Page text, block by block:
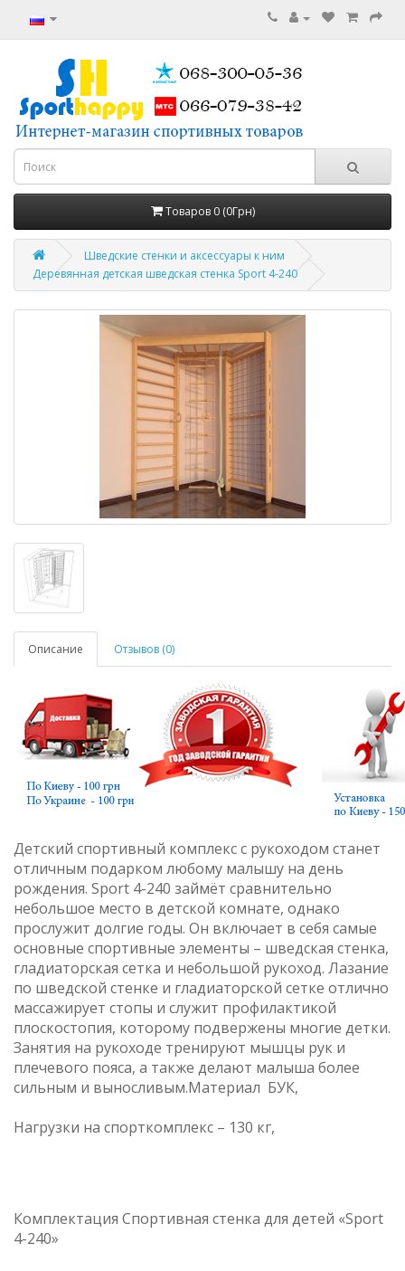
Товаров 0 (0Грн)
Шведские стенки и аксессуары к ним
Деревянная детская шведская стенка Sport 4-240
Описание Отзывов (0)
Детский спортивный комплекс с рукоходом станет
отличным подарком любому малышу на день
рождения. Sport 4-240 займёт сравнительно
небольшое место в детской комнате, однако
прослужит долгие годы. Он включает в себя самые
основные спортивные элементы – шведская стенка,
гладиаторская сетка и небольшой рукоход. Лазание
по шведской стенке и гладиаторской сетке отлично
массажирует стопы и служит профилактикой
плоскостопия, которому подвержены многие детки.
Занятия на рукоходе тренируют мышцы рук и
плечевого пояса, а также делают малыша более
сильным и выносливым.Материал БУК,
Нагрузки на спорткомплекс – 130 кг,
Комплектация Спортивная стенка для детей «Sport
4-240»